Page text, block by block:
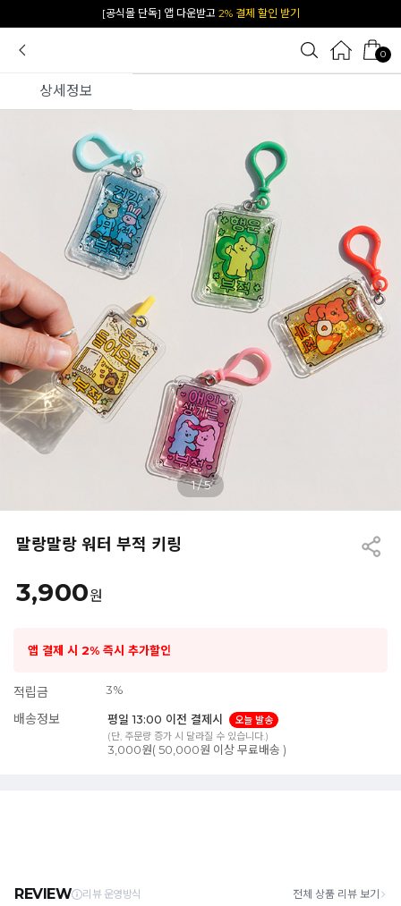
카카오 플친 추가하면1천원 즉시 할인 쿠폰
0
상세정보
1/5
말랑말랑 워터 부적 키링
3,900원
앱 결제 시 2% 즉시 추가할인
적립금 3%
배송정보 평일 13:00 이전 결제시
오늘 발송
(단, 주문량 증가 시 달라질 수 있습니다.)
3,000원( 50,000원 이상 무료배송 )